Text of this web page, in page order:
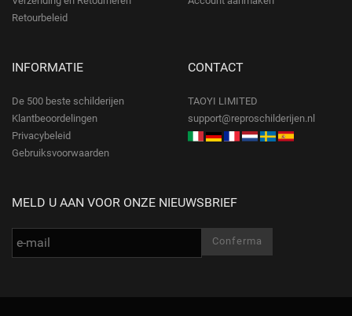
Retourbeleid
INFORMATIE
De 500 beste schilderijen
Klantbeoordelingen
Privacybeleid
Gebruiksvoorwaarden
CONTACT
TAOYI LIMITED
support@reproschilderijen.nl
MELD U AAN VOOR ONZE NIEUWSBRIEF